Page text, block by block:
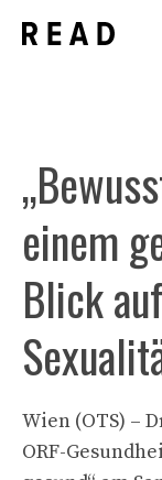
Inhalt
einem
Blick
Wien (OTS) –
ORF-